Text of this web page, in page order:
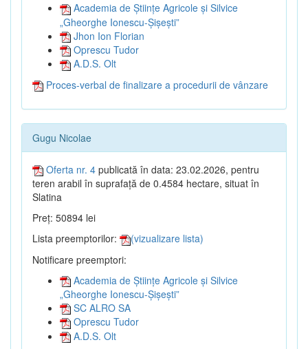
Academia de Științe Agricole și Silvice
„Gheorghe Ionescu-Șișești”
Jhon Ion Florian
Oprescu Tudor
A.D.S. Olt
Proces-verbal de finalizare a procedurii de vânzare
Gugu Nicolae
Oferta nr. 4 publicată în data: 23.02.2026, pentru
teren arabil în suprafață de 0.4584 hectare, situat în
Slatina
Preț: 50894 lei
Lista preemptorilor:
(vizualizare lista)
Notificare preemptori:
Academia de Științe Agricole și Silvice
„Gheorghe Ionescu-Șișești”
SC ALRO SA
Oprescu Tudor
A.D.S. Olt